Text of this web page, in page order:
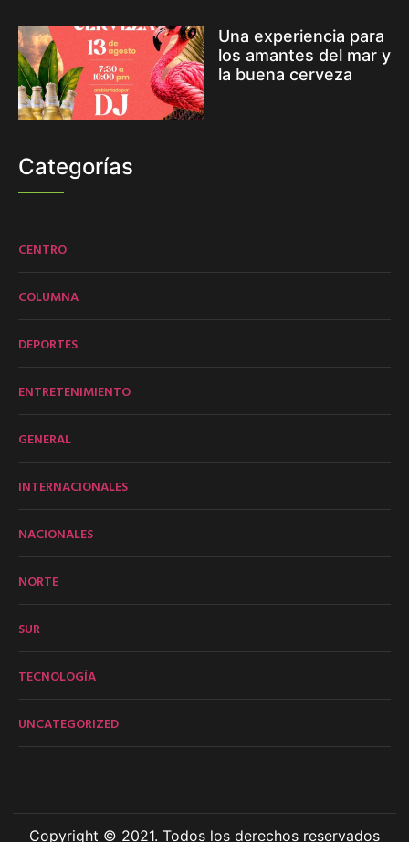
Una experiencia para
los amantes del mar y
la buena cerveza
Categorías
CENTRO
COLUMNA
DEPORTES
ENTRETENIMIENTO
GENERAL
INTERNACIONALES
NACIONALES
NORTE
SUR
TECNOLOGÍA
UNCATEGORIZED
Copyright © 2021. Todos los derechos reservados